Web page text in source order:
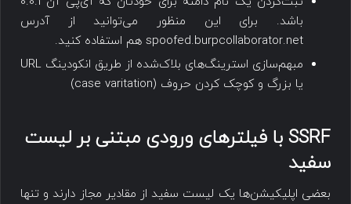
باشد. برای این منظور می‌توانید از آدرس
spoofed.burpcollaborator.net هم استفاده کنید.
مبهم‌سازی استرینگ‌های بلاک‌شده از طریق انکودینگ URL
یا بزرگ و کوچک کردن حروف (case varitation)
SSRF با فیلترهای ورودی مبتنی بر لیست
سفید
بعضی اپلیکیشن‌ها یک لیست سفید از مقادیر مجاز دارند و تنها